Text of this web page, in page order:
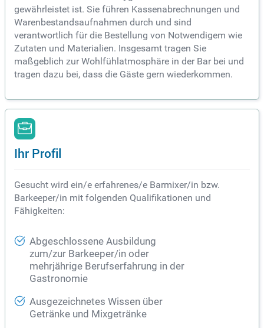
gewährleistet ist. Sie führen Kassenabrechnungen und
Warenbestandsaufnahmen durch und sind
verantwortlich für die Bestellung von Notwendigem wie
Zutaten und Materialien. Insgesamt tragen Sie
maßgeblich zur Wohlfühlatmosphäre in der Bar bei und
tragen dazu bei, dass die Gäste gern wiederkommen.
Ihr Profil
Gesucht wird ein/e erfahrenes/e Barmixer/in bzw.
Barkeeper/in mit folgenden Qualifikationen und
Fähigkeiten:
Abgeschlossene Ausbildung
zum/zur Barkeeper/in oder
mehrjährige Berufserfahrung in der
Gastronomie
Ausgezeichnetes Wissen über
Getränke und Mixgetränke